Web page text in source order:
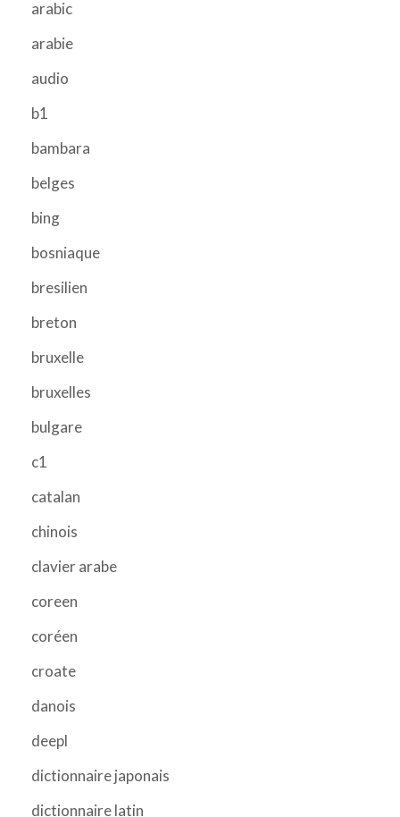
arabic
arabie
audio
b1
bambara
belges
bing
bosniaque
bresilien
breton
bruxelle
bruxelles
bulgare
c1
catalan
chinois
clavier arabe
coreen
coréen
croate
danois
deepl
dictionnaire japonais
dictionnaire latin